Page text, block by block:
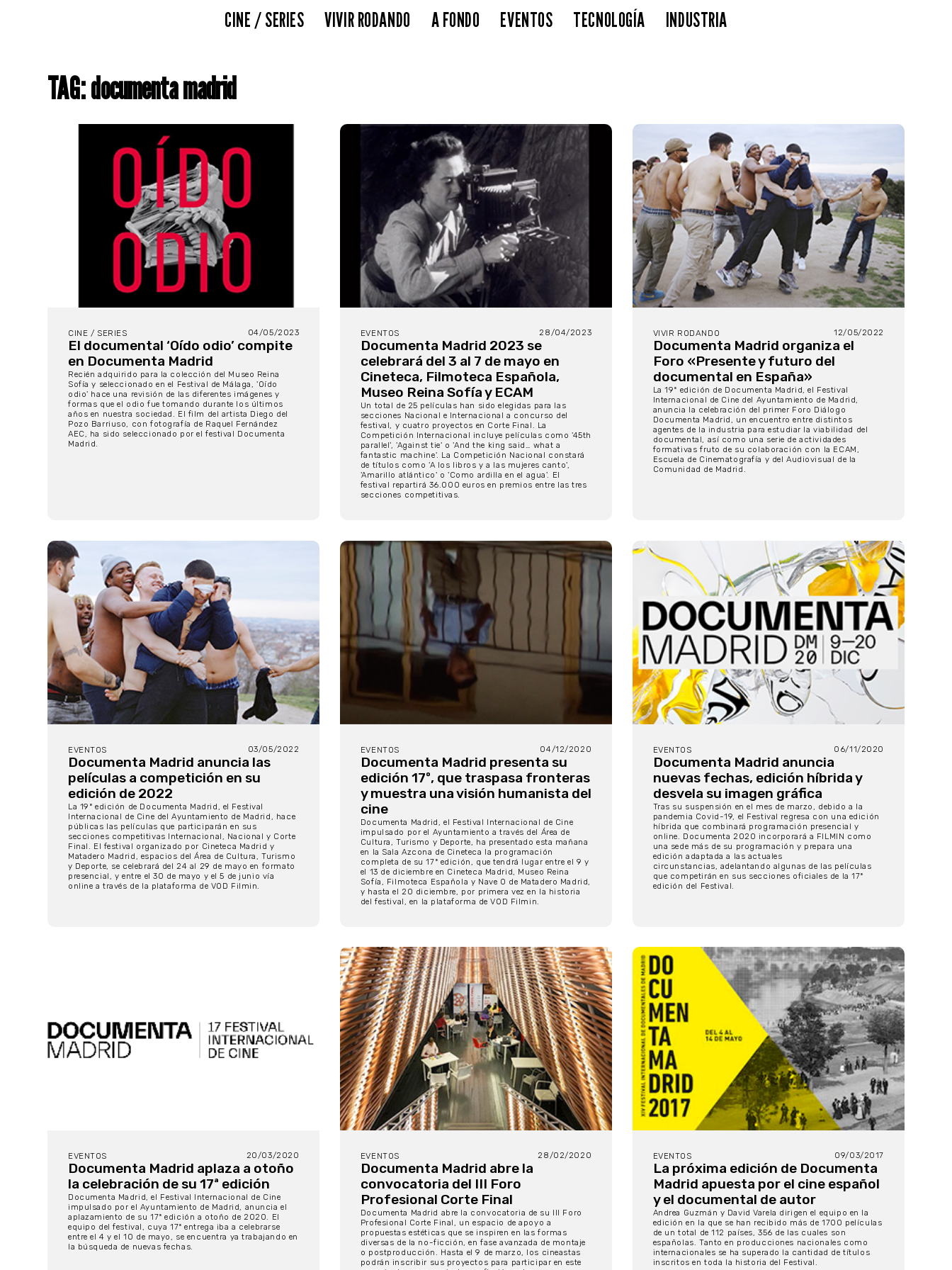
CINE / SERIES VIVIR RODANDO A FONDO EVENTOS TECNOLOGÍA INDUSTRIA
TAG: documenta madrid
CINE / SERIES 04/05/2023
El documental ‘Oído odio’ compite
en Documenta Madrid
Recién adquirido para la colección del Museo Reina
Sofía y seleccionado en el Festival de Málaga, 'Oído
odio' hace una revisión de las diferentes imágenes y
formas que el odio fue tomando durante los últimos
años en nuestra sociedad. El film del artista Diego del
Pozo Barriuso, con fotografía de Raquel Fernández
AEC, ha sido seleccionado por el festival Documenta
Madrid.
EVENTOS 28/04/2023
Documenta Madrid 2023 se
celebrará del 3 al 7 de mayo en
Cineteca, Filmoteca Española,
Museo Reina Sofía y ECAM
Un total de 25 películas han sido elegidas para las
secciones Nacional e Internacional a concurso del
festival, y cuatro proyectos en Corte Final. La
Competición Internacional incluye películas como '45th
parallel', 'Against tie' o 'And the king said… what a
fantastic machine'. La Competición Nacional constará
de títulos como 'A los libros y a las mujeres canto',
'Amarillo atlántico' o 'Como ardilla en el agua'. El
festival repartirá 36.000 euros en premios entre las tres
secciones competitivas.
VIVIR RODANDO 12/05/2022
Documenta Madrid organiza el
Foro «Presente y futuro del
documental en España»
La 19ª edición de Documenta Madrid, el Festival
Internacional de Cine del Ayuntamiento de Madrid,
anuncia la celebración del primer Foro Diálogo
Documenta Madrid, un encuentro entre distintos
agentes de la industria para estudiar la viabilidad del
documental, así como una serie de actividades
formativas fruto de su colaboración con la ECAM,
Escuela de Cinematografía y del Audiovisual de la
Comunidad de Madrid.
EVENTOS 03/05/2022
Documenta Madrid anuncia las
películas a competición en su
edición de 2022
La 19ª edición de Documenta Madrid, el Festival
Internacional de Cine del Ayuntamiento de Madrid, hace
públicas las películas que participarán en sus
secciones competitivas Internacional, Nacional y Corte
Final. El festival organizado por Cineteca Madrid y
Matadero Madrid, espacios del Área de Cultura, Turismo
y Deporte, se celebrará del 24 al 29 de mayo en formato
presencial, y entre el 30 de mayo y el 5 de junio vía
online a través de la plataforma de VOD Filmin.
EVENTOS 04/12/2020
Documenta Madrid presenta su
edición 17º, que traspasa fronteras
y muestra una visión humanista del
cine
Documenta Madrid, el Festival Internacional de Cine
impulsado por el Ayuntamiento a través del Área de
Cultura, Turismo y Deporte, ha presentado esta mañana
en la Sala Azcona de Cineteca la programación
completa de su 17ª edición, que tendrá lugar entre el 9 y
el 13 de diciembre en Cineteca Madrid, Museo Reina
Sofía, Filmoteca Española y Nave 0 de Matadero Madrid,
y hasta el 20 diciembre, por primera vez en la historia
del festival, en la plataforma de VOD Filmin.
EVENTOS 06/11/2020
Documenta Madrid anuncia
nuevas fechas, edición híbrida y
desvela su imagen gráfica
Tras su suspensión en el mes de marzo, debido a la
pandemia Covid-19, el Festival regresa con una edición
híbrida que combinará programación presencial y
online. Documenta 2020 incorporará a FILMIN como
una sede más de su programación y prepara una
edición adaptada a las actuales
circunstancias, adelantando algunas de las películas
que competirán en sus secciones oficiales de la 17ª
edición del Festival.
EVENTOS 20/03/2020
Documenta Madrid aplaza a otoño
la celebración de su 17ª edición
Documenta Madrid, el Festival Internacional de Cine
impulsado por el Ayuntamiento de Madrid, anuncia el
aplazamiento de su 17ª edición a otoño de 2020. El
equipo del festival, cuya 17ª entrega iba a celebrarse
entre el 4 y el 10 de mayo, se encuentra ya trabajando en
la búsqueda de nuevas fechas.
EVENTOS 28/02/2020
Documenta Madrid abre la
convocatoria del III Foro
Profesional Corte Final
Documenta Madrid abre la convocatoria de su III Foro
Profesional Corte Final, un espacio de apoyo a
propuestas estéticas que se inspiren en las formas
diversas de la no-ficción, en fase avanzada de montaje
o postproducción. Hasta el 9 de marzo, los cineastas
podrán inscribir sus proyectos para participar en este
EVENTOS 09/03/2017
La próxima edición de Documenta
Madrid apuesta por el cine español
y el documental de autor
Andrea Guzmán y David Varela dirigen el equipo en la
edición en la que se han recibido más de 1700 películas
de un total de 112 países, 356 de las cuales son
españolas. Tanto en producciones nacionales como
internacionales se ha superado la cantidad de títulos
inscritos en toda la historia del Festival.